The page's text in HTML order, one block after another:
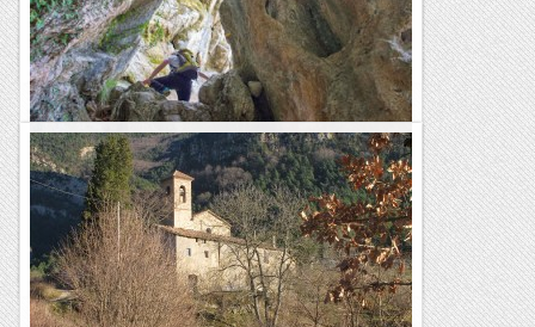
Malanyeu a veure que s'hi podia fer. A...
Sisbemessanapren
Cingles de Malanyeu i cova dels Desertors
//--> Finestra natural del Griell de Cal Pigot Mirador natural
de la Foradada Ensija, Pedraforca, cingles de Vallcebre,
Cadí,......
Engarrista